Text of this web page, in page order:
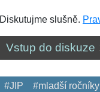
Diskutujme slušně.
Vstup do diskuze
#JIP #mladší ročníky